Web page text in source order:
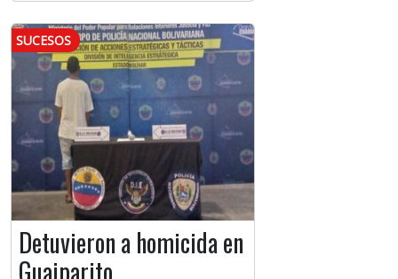
SUCESOS
Detuvieron a homicida en
Guaiparito